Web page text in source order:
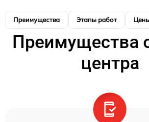
Преимущества Этапы работ
Преимущества
центра